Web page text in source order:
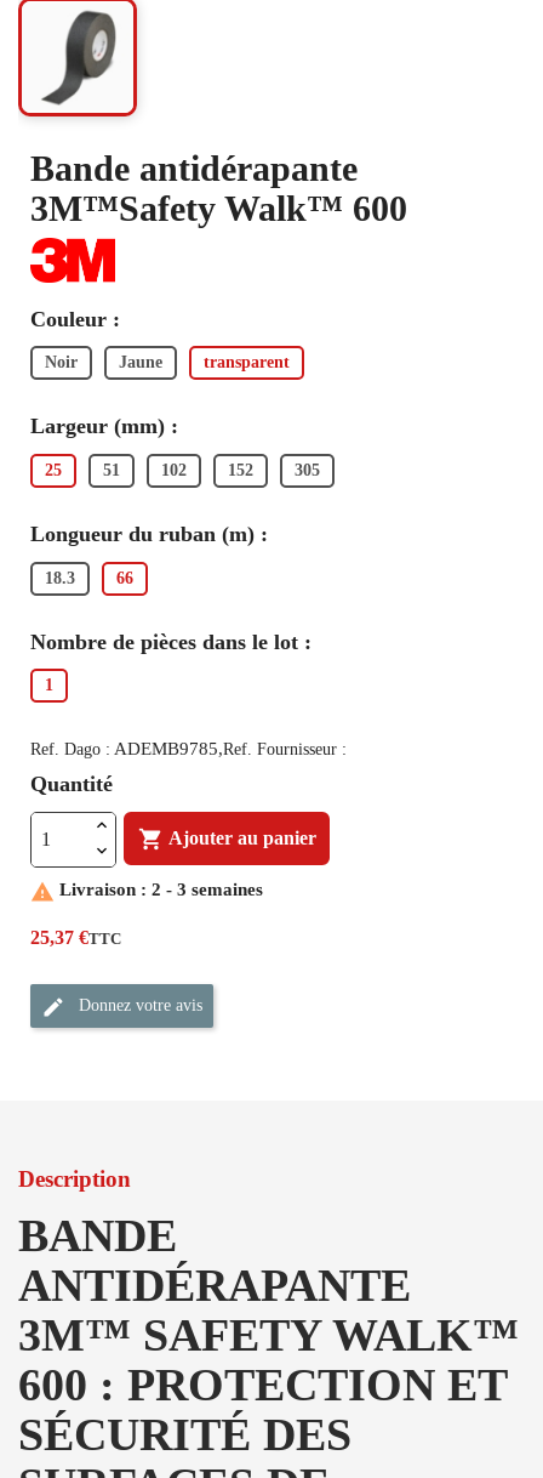
Bande antidérapante
3M™Safety Walk™ 600
Couleur :
Noir Jaune transparent
Largeur (mm) :
25 51 102 152 305
Longueur du ruban (m) :
18.3 66
Nombre de pièces dans le lot :
1
Ref. Dago : ADEMB9785,Ref. Fournisseur :
Quantité
 Ajouter au panier
 Livraison : 2 - 3 semaines
25,37 €TTC
Donnez votre avis
Description
BANDE
ANTIDÉRAPANTE
3M™ SAFETY WALK™
600 : PROTECTION ET
SÉCURITÉ DES